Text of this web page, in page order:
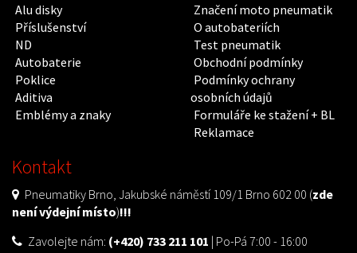
Alu disky
Příslušenství
ND
Autobaterie
Poklice
Aditiva
Emblémy a znaky
Značení moto pneumatik
O autobateriích
Test pneumatik
Obchodní podmínky
Podmínky ochrany
osobních údajů
Formuláře ke stažení + BL
Reklamace
Kontakt
Pneumatiky Brno, Jakubské náměstí 109/1 Brno 602 00 (zde
není výdejní místo)!!!
Zavolejte nám: (+420) 733 211 101 | Po-Pá 7:00 - 16:00